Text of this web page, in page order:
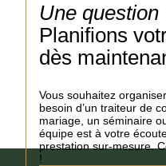
Une
Planifions
dès
Vous souhaitez
besoin d’un traiteur de
mariage, un séminaire
équipe est à votre
prestation sur-mesure.
!